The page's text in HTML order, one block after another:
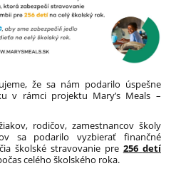
že sa nám podarilo úspešne
v rámci projektu Mary’s Meals –
rodičov, zamestnancov školy
sa podarilo vyzbierať finančné
školské stravovanie pre 256 detí
celého školského roka.